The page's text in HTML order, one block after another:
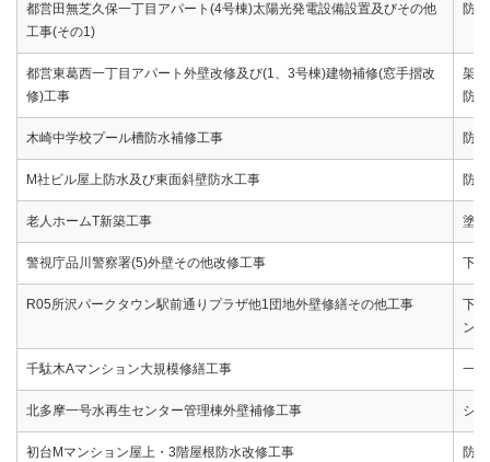
都営田無芝久保一丁目アパート(4号棟)太陽光発電設備設置及びその他
工事(その1)
防
都営東葛西一丁目アパート外壁改修及び(1、3号棟)建物補修(窓手摺改
修)工事
架
防
木崎中学校プール槽防水補修工事 防
M社ビル屋上防水及び東面斜壁防水工事 防
老人ホームT新築工事 塗装
警視庁品川警察署(5)外壁その他改修工事 下
R05所沢パークタウン駅前通りプラザ他1団地外壁修繕その他工事
下
ン)
千駄木Aマンション大規模修繕工事 一括
北多摩一号水再生センター管理棟外壁補修工事 シ
初台Mマンション屋上・3階屋根防水改修工事 防